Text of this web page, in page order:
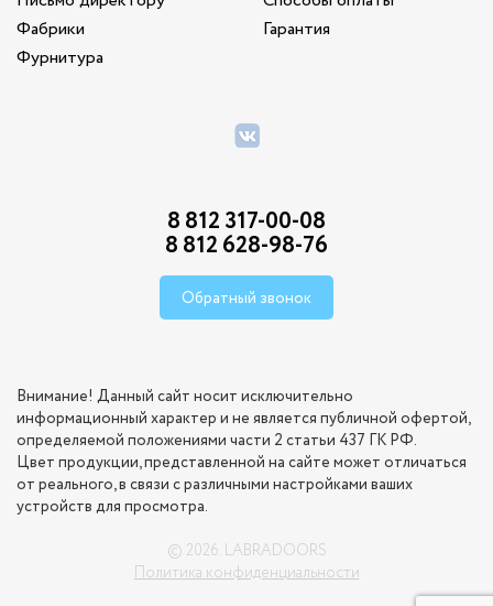
Фабрики
Фурнитура
Гарантия
8 812 317-00-08
8 812 628-98-76
Обратный звонок
Внимание! Данный сайт носит исключительно
информационный характер и не является публичной офертой,
определяемой положениями части 2 статьи 437 ГК РФ.
Цвет продукции, представленной на сайте может отличаться
от реального, в связи с различными настройками ваших
устройств для просмотра.
© 2026. LABRADOORS
Политика конфиденциальности